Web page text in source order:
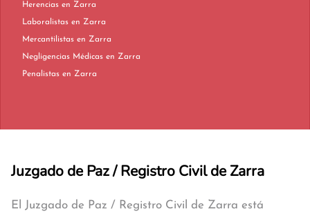
Herencias en Zarra
Laboralistas en Zarra
Mercantilistas en Zarra
Negligencias Médicas en Zarra
Penalistas en Zarra
Juzgado de Paz / Registro Civil de Zarra
El Juzgado de Paz / Registro Civil de Zarra está